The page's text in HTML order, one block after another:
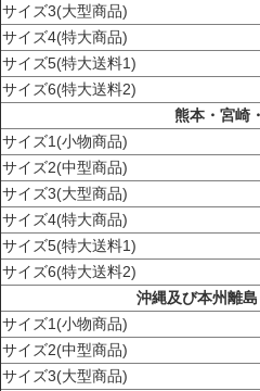
サイズ3(大型商品)
サイズ4(特大商品)
サイズ5(特大送料1)
サイズ6(特大送料2)
熊本・宮崎
サイズ1(小物商品)
サイズ2(中型商品)
サイズ3(大型商品)
サイズ4(特大商品)
サイズ5(特大送料1)
サイズ6(特大送料2)
沖縄及び本州離島
サイズ1(小物商品)
サイズ2(中型商品)
サイズ3(大型商品)